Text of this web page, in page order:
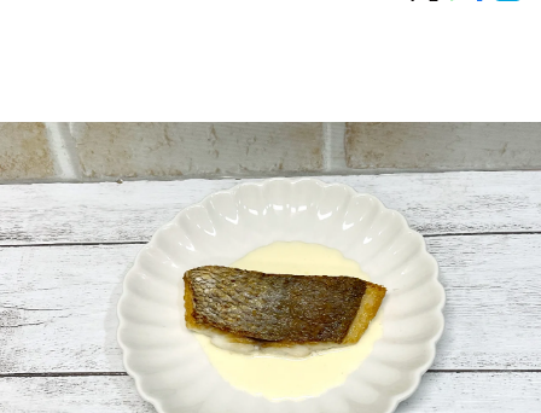
お知らせ
イベント・グッズ
YouTube
会社情報